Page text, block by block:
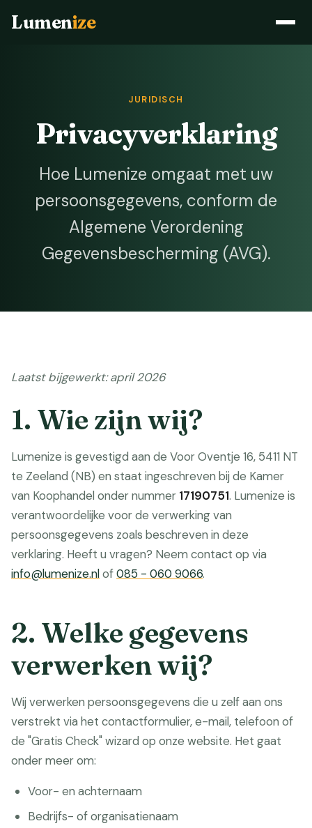
Lumenize
JURIDISCH
Privacyverklaring
Hoe Lumenize omgaat met uw
persoonsgegevens, conform de
Algemene Verordening
Gegevensbescherming (AVG).
Laatst bijgewerkt: april 2026
1. Wie zijn wij?
Lumenize is gevestigd aan de Voor Oventje 16, 5411 NT
te Zeeland (NB) en staat ingeschreven bij de Kamer
van Koophandel onder nummer 17190751. Lumenize is
verantwoordelijke voor de verwerking van
persoonsgegevens zoals beschreven in deze
verklaring. Heeft u vragen? Neem contact op via
info@lumenize.nlof085 - 060 9066.
2. Welke gegevens
verwerken wij?
Wij verwerken persoonsgegevens die u zelf aan ons
verstrekt via het contactformulier, e-mail, telefoon of
de "Gratis Check" wizard op onze website. Het gaat
onder meer om:
Voor- en achternaam
Bedrijfs- of organisatienaam